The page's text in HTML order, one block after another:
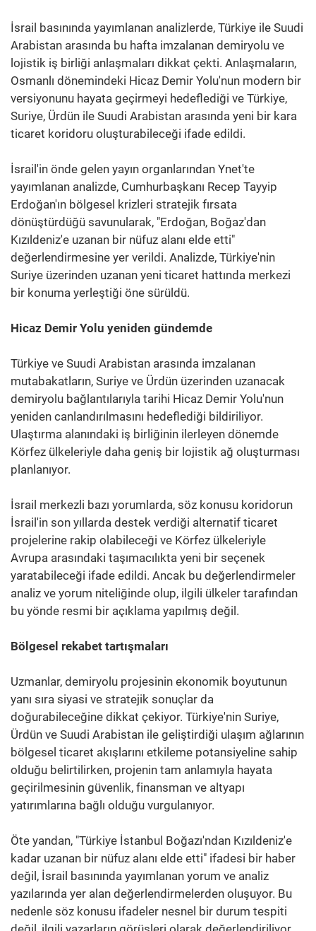
İsrail basınında yayımlanan analizlerde, Türkiye ile Suudi
Arabistan arasında bu hafta imzalanan demiryolu ve
lojistik iş birliği anlaşmaları dikkat çekti. Anlaşmaların,
Osmanlı dönemindeki Hicaz Demir Yolu'nun modern bir
versiyonunu hayata geçirmeyi hedeflediği ve Türkiye,
Suriye, Ürdün ile Suudi Arabistan arasında yeni bir kara
ticaret koridoru oluşturabileceği ifade edildi.
İsrail'in önde gelen yayın organlarından Ynet'te
yayımlanan analizde, Cumhurbaşkanı Recep Tayyip
Erdoğan'ın bölgesel krizleri stratejik fırsata
dönüştürdüğü savunularak, "Erdoğan, Boğaz'dan
Kızıldeniz'e uzanan bir nüfuz alanı elde etti"
değerlendirmesine yer verildi. Analizde, Türkiye'nin
Suriye üzerinden uzanan yeni ticaret hattında merkezi
bir konuma yerleştiği öne sürüldü.
Hicaz Demir Yolu yeniden gündemde
Türkiye ve Suudi Arabistan arasında imzalanan
mutabakatların, Suriye ve Ürdün üzerinden uzanacak
demiryolu bağlantılarıyla tarihi Hicaz Demir Yolu'nun
yeniden canlandırılmasını hedeflediği bildiriliyor.
Ulaştırma alanındaki iş birliğinin ilerleyen dönemde
Körfez ülkeleriyle daha geniş bir lojistik ağ oluşturması
planlanıyor.
İsrail merkezli bazı yorumlarda, söz konusu koridorun
İsrail'in son yıllarda destek verdiği alternatif ticaret
projelerine rakip olabileceği ve Körfez ülkeleriyle
Avrupa arasındaki taşımacılıkta yeni bir seçenek
yaratabileceği ifade edildi. Ancak bu değerlendirmeler
analiz ve yorum niteliğinde olup, ilgili ülkeler tarafından
bu yönde resmi bir açıklama yapılmış değil.
Bölgesel rekabet tartışmaları
Uzmanlar, demiryolu projesinin ekonomik boyutunun
yanı sıra siyasi ve stratejik sonuçlar da
doğurabileceğine dikkat çekiyor. Türkiye'nin Suriye,
Ürdün ve Suudi Arabistan ile geliştirdiği ulaşım ağlarının
bölgesel ticaret akışlarını etkileme potansiyeline sahip
olduğu belirtilirken, projenin tam anlamıyla hayata
geçirilmesinin güvenlik, finansman ve altyapı
yatırımlarına bağlı olduğu vurgulanıyor.
Öte yandan, "Türkiye İstanbul Boğazı'ndan Kızıldeniz'e
kadar uzanan bir nüfuz alanı elde etti" ifadesi bir haber
değil, İsrail basınında yayımlanan yorum ve analiz
yazılarında yer alan değerlendirmelerden oluşuyor. Bu
nedenle söz konusu ifadeler nesnel bir durum tespiti